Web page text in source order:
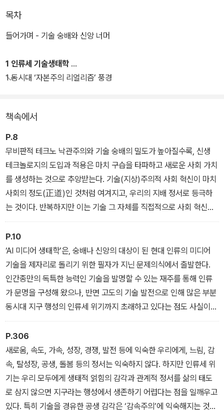
목차
들어가며 - 기술 숭배와 신앙 너머
1 인류세 기술생태학
1 동시대 ‘자본주의 리얼리즘’ 풍경
책속에서
P.8
무비판적 테크노 낙관주의와 기술 숭배의 밀도가 높아질수록, 신생
테크놀로지의 도입과 적용은 마치 구습을 타파하고 새로운 사회 가치
를 생성하는 것으로 추앙받는다. 기술(지상)주의적 사회 혁신이 마치
사회의 정도(正道)인 것처럼 여겨지고, 우리의 지배 정서로 등극하
는 것이다. 반복하지만 이는 기술 그 자체를 직접적으로 사회 혁신의
핵심 질료로만 간주하는 도구적 합리성의 위험을 지닌다.
P.10
‘AI 미디어 생태학’은, 숭배나 신앙의 대상이 된 현대 인류의 미디어
기술을 제자리로 돌리기 위한 필자가 지닌 문제의식에서 출발한다.
인간종만의 독특한 능력인 기술을 발명할 수 있는 재주를 통해 인류
가 문명을 구성해 왔으나, 반면 고도의 기술 발전으로 인해 많은 부분
동시대 지구 행성의 인류세 위기까지 초래하고 있다는 점도 사실이
다. 이 책은 인류세 위기 현실에서 기술이 종교가 된 이 시대에 과연 A
I 기술의 위상과 방향이 어떠해야 하는가를 살핀다. 동시대 첨단 미디
어 기술을 변혁하고 재고하는 방식에서 공동 번영의 길을 찾는 방법
은 그리 쉽지 않다. 하지만 기후재난 앞에서 우리 인간의 기술 또한 겸
손해져야 한다. 그래서 나는 AI 기술의 생태주의적 접근과 해법에 착
안한다. 다른 무엇보다 뭇 생명과 인간 아닌 존재와의 평화로운 얽힘
의 관계를 따지는 ‘생태주의’적 접근을 강조한다.
P.306
새로움, 속도, 가속, 성장, 경쟁, 발전 등에 익숙한 우리에게, 느림, 감
속, 탈성장, 공생, 돌봄 등의 정서는 익숙하지 않다. 하지만 인류세 위
기는 우리 모두에게 생태적 얽힘의 감각과 관계적 정서를 삶의 태도
로 삼지 않으면 지구라는 행성에서 생존하기 어렵다는 점을 일깨우고
있다. 특히 기술을 경유한 공생 감각은 ‘감속주의’에 익숙해지는 것과